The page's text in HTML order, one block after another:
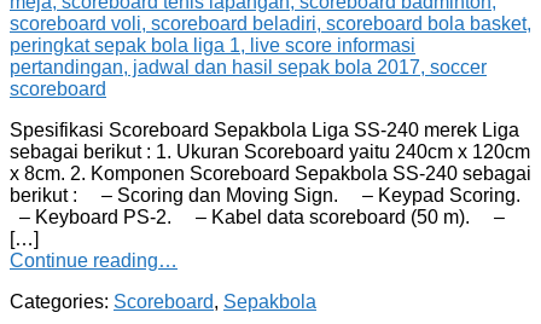
Spesifikasi Scoreboard Sepakbola Liga SS-240 merek Liga
sebagai berikut : 1. Ukuran Scoreboard yaitu 240cm x 120cm
x 8cm. 2. Komponen Scoreboard Sepakbola SS-240 sebagai
berikut : – Scoring dan Moving Sign. – Keypad Scoring.
– Keyboard PS-2. – Kabel data scoreboard (50 m). –
[…]
Continue reading…
Categories: Scoreboard, Sepakbola